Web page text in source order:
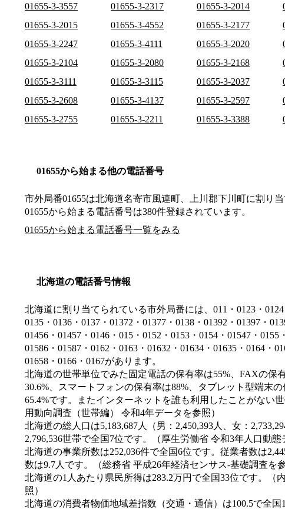
01655-3-3557
01655-3-2317 01655-3-2014
01655-3-2015
01655-3-4552 01655-3-2177
01655-3-2247
01655-3-4111 01655-3-2020
01655-3-2104
01655-3-2080 01655-3-2168
01655-3-3111
01655-3-3115 01655-3-2037
01655-3-2608
01655-3-4137 01655-3-2597
01655-3-2755
01655-3-2211 01655-3-3388
01655から始まる他の電話番号
市外局番01655は北海道名寄市風連町、上川郡下川町に割り
01655から始まる電話番号は380件登録されています。
01655から始まる電話番号一覧をみる
北海道の電話番号情報
北海道に割り当てられている市外局番には、011・0123・0124
0135・0136・0137・01372・01377・0138・01392・01397・
01456・01457・0146・015・0152・0153・0154・01547・
01586・01587・0162・0163・01632・01634・01635・0164・
01658・0166・0167があります。
北海道の世帯単位でみた固定電話の保有率は55%、FAXの保
30.6%、スマートフォンの保有率は88%、タブレット型端末
65.4%です。またインターネットを誰も利用したことがない
用動向調査（世帯編） 令和4年データを参照）
北海道の総人口は5,183,687人（男：2,450,393人、女：
2,796,536世帯で全国7位です。（厚生労働省 令和3年人口動
北海道の事業所数は252,036件で全国6位です。従業者数は
数は9.7人です。（総務省 平成26年経済センサス‐基礎調査を
北海道の1人あたり県民所得は283.2万円で全国33位です。（
照）
北海道の消費者物価地域差指数（交通・通信）は100.5で全